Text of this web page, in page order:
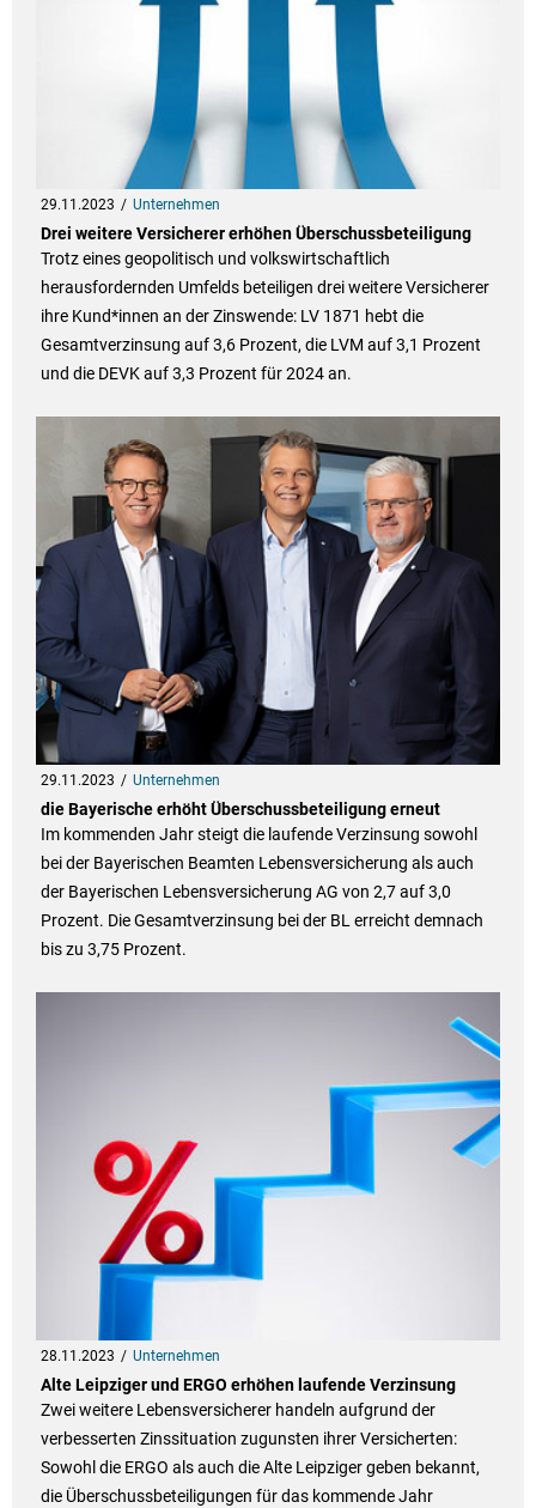
29.11.2023 Unternehmen
Drei weitere Versicherer erhöhen Überschussbeteiligung
Trotz eines geopolitisch und volkswirtschaftlich
herausfordernden Umfelds beteiligen drei weitere Versicherer
ihre Kund*innen an der Zinswende: LV 1871 hebt die
Gesamtverzinsung auf 3,6 Prozent, die LVM auf 3,1 Prozent
und die DEVK auf 3,3 Prozent für 2024 an.
29.11.2023 Unternehmen
die Bayerische erhöht Überschussbeteiligung erneut
Im kommenden Jahr steigt die laufende Verzinsung sowohl
bei der Bayerischen Beamten Lebensversicherung als auch
der Bayerischen Lebensversicherung AG von 2,7 auf 3,0
Prozent. Die Gesamtverzinsung bei der BL erreicht demnach
bis zu 3,75 Prozent.
28.11.2023 Unternehmen
Alte Leipziger und ERGO erhöhen laufende Verzinsung
Zwei weitere Lebensversicherer handeln aufgrund der
verbesserten Zinssituation zugunsten ihrer Versicherten:
Sowohl die ERGO als auch die Alte Leipziger geben bekannt,
die Überschussbeteiligungen für das kommende Jahr